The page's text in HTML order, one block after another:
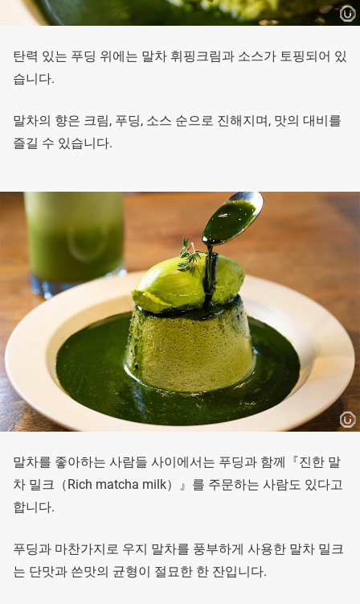
탄력 있는 푸딩 위에는 말차 휘핑크림과 소스가 토핑되어 있
습니다.
말차의 향은 크림, 푸딩, 소스 순으로 진해지며, 맛의 대비를
즐길 수 있습니다.
말차를 좋아하는 사람들 사이에서는 푸딩과 함께『진한 말
차 밀크（Rich matcha milk）』를 주문하는 사람도 있다고
합니다.
푸딩과 마찬가지로 우지 말차를 풍부하게 사용한 말차 밀크
는 단맛과 쓴맛의 균형이 절묘한 한 잔입니다.